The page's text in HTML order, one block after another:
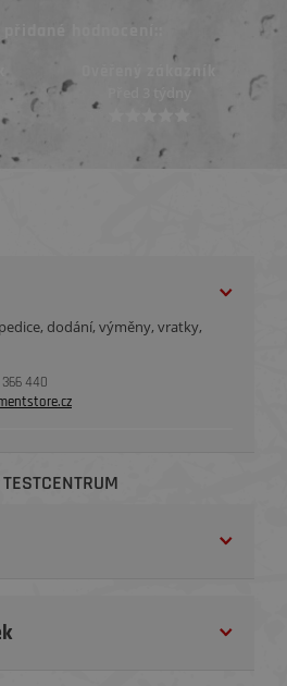
přidané hodnocení::
dodání, výměny, vratky,
440